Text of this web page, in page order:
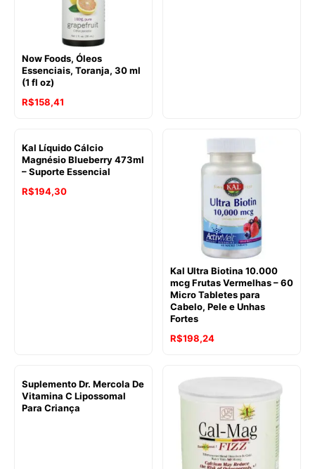
Now Foods, Óleos
Essenciais, Toranja, 30 ml
(1 fl oz)
R$158,41
Kal Líquido Cálcio
Magnésio Blueberry 473ml
– Suporte Essencial
R$194,30
Kal Ultra Biotina 10.000
mcg Frutas Vermelhas – 60
Micro Tabletes para
Cabelo, Pele e Unhas
Fortes
R$198,24
Suplemento Dr. Mercola De
Vitamina C Lipossomal
Para Criança